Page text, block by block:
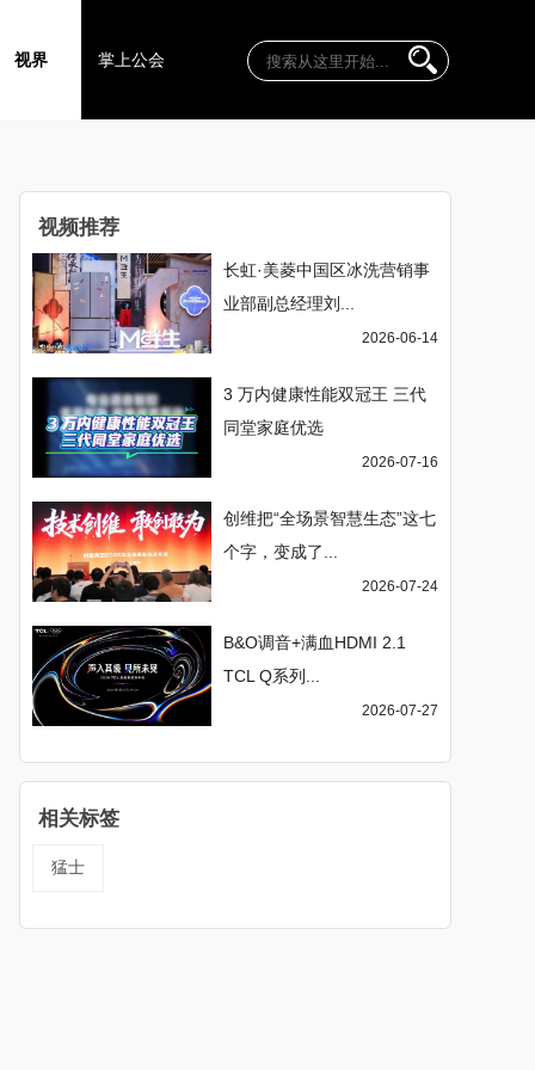
视界 掌上公会
视频推荐
长虹·美菱中国区冰洗营销事
业部副总经理刘...
2026-06-14
3 万内健康性能双冠王 三代
同堂家庭优选
2026-07-16
创维把“全场景智慧生态”这七
个字，变成了...
2026-07-24
B&O调音+满血HDMI 2.1
TCL Q系列...
2026-07-27
相关标签
猛士